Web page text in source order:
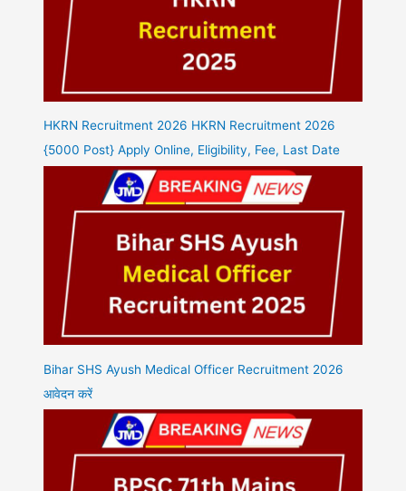
HKRN Recruitment 2026 HKRN Recruitment 2026
{5000 Post} Apply Online, Eligibility, Fee, Last Date
Bihar SHS Ayush Medical Officer Recruitment 2026
आवेदन करें